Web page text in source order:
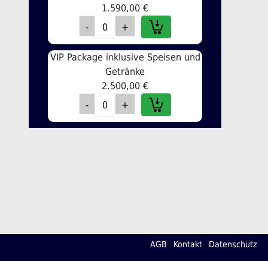
1.590,00 €
VIP Package inklusive Speisen und
Getränke
2.500,00 €
AGB Kontakt Datenschutz